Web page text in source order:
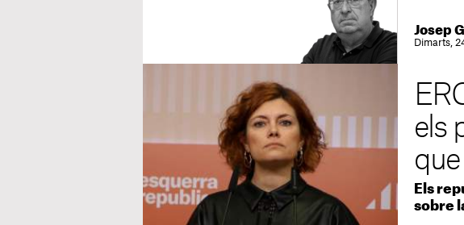
Josep
Dimarts,
els
Els
sobre